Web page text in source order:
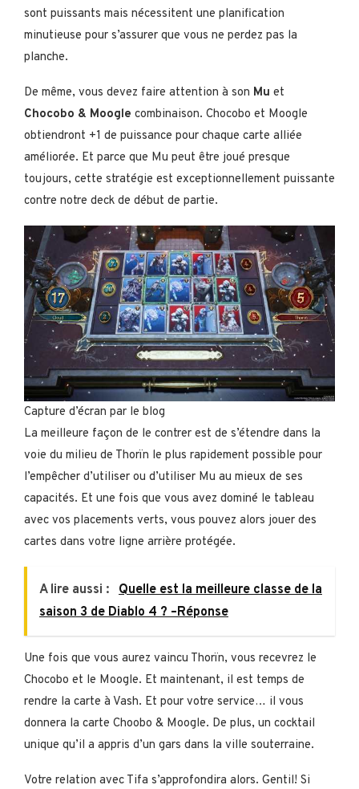
sont puissants mais nécessitent une planification
minutieuse pour s’assurer que vous ne perdez pas la
planche.
De même, vous devez faire attention à son Mu et
Chocobo & Moogle combinaison. Chocobo et Moogle
obtiendront +1 de puissance pour chaque carte alliée
améliorée. Et parce que Mu peut être joué presque
toujours, cette stratégie est exceptionnellement puissante
contre notre deck de début de partie.
Capture d’écran par le blog
La meilleure façon de le contrer est de s’étendre dans la
voie du milieu de Thorïn le plus rapidement possible pour
l’empêcher d’utiliser ou d’utiliser Mu au mieux de ses
capacités. Et une fois que vous avez dominé le tableau
avec vos placements verts, vous pouvez alors jouer des
cartes dans votre ligne arrière protégée.
A lire aussi :
Quelle est la meilleure classe de la
saison 3 de Diablo 4 ? –Réponse
Une fois que vous aurez vaincu Thorïn, vous recevrez le
Chocobo et le Moogle. Et maintenant, il est temps de
rendre la carte à Vash. Et pour votre service… il vous
donnera la carte Choobo & Moogle. De plus, un cocktail
unique qu’il a appris d’un gars dans la ville souterraine.
Votre relation avec Tifa s’approfondira alors. Gentil! Si